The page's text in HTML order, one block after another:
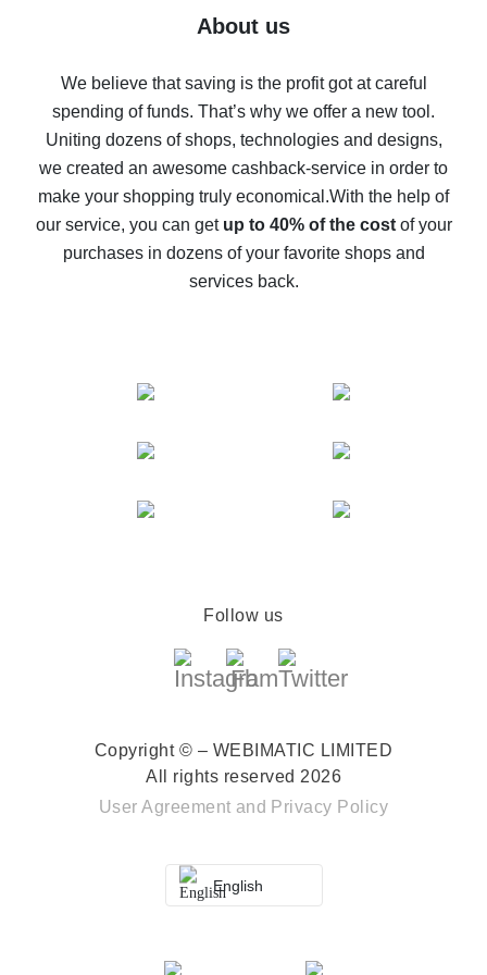
Five ways to get the most cash back on AliExpress
back
10% cash back on AliExpress - the impossible is
possible
The best cash back on AliExpress - how to find it
The best cash back service for AliExpress - let's
compare offers
About us
We believe that saving is the profit got at careful
spending of funds. That’s why we offer a new tool.
Uniting dozens of shops, technologies and designs,
we created an awesome cashback-service in order to
make your shopping truly economical.With the help of
our service, you can get up to 40% of the costof your
purchases in dozens of your favorite shops and
services back.
Follow us
Copyright © – WEBIMATIC LIMITED
All rights reserved 2026
User Agreement and Privacy Policy
English